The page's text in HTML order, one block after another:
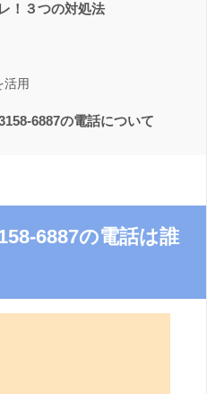
！３つの対処法
用
6887の電話について
6887の電話は誰